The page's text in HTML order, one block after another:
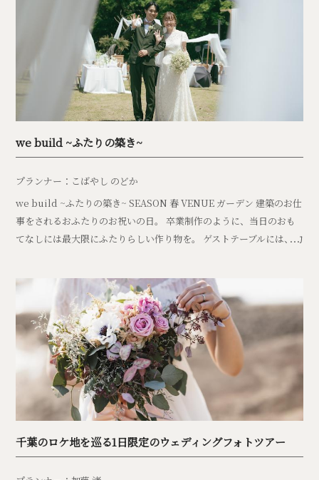
案。 当日は新婦さんがご登場された瞬間、お祖母様が笑顔で両手を
広げて嬉しそうに抱きしめられた情景を見て確かな愛を感じる時間と
we build ~ふたりの築き~
プランナー：こばやし のどか
we build ~ふたりの築き~ SEASON 春 VENUE ガーデン 建築のお仕
事をされるおふたりのお祝いの日。 卒業制作のように、当日のおも
てなしには最大限にふたりらしい作り物を。 ゲストテーブルには、約
千葉のロケ地を巡る1日限定のウェディングフォトツアー